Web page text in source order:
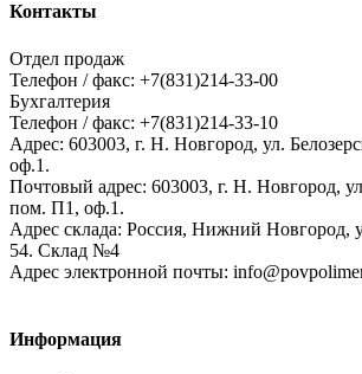
Контакты
Отдел продаж
Телефон / факс: +7(831)214-33-00
Бухгалтерия
Телефон / факс: +7(831)214-33-10
Адрес: 603003, г. Н. Новгород, ул.
оф.1.
Почтовый адрес: 603003, г. Н. Новгород,
пом. П1, оф.1.
Адрес склада: Россия, Нижний Новгород,
54. Склад №4
Адрес электронной почты:
Информация